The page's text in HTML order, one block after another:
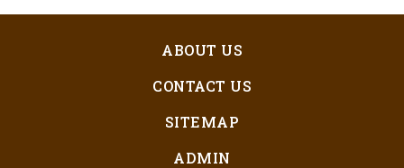
ABOUT US
CONTACT US
SITEMAP
ADMIN